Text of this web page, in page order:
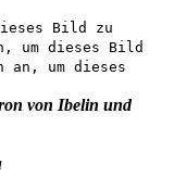
Bild zu
um dieses Bild
an, um dieses
von Ibelin und